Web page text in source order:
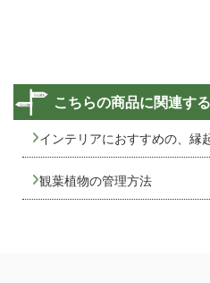
こちらの商品に関連す
インテリアにおすすめの、縁
観葉植物の管理方法